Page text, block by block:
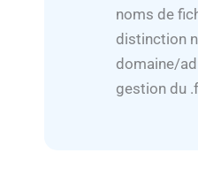
noms de
distinction
domaine/
gestion du